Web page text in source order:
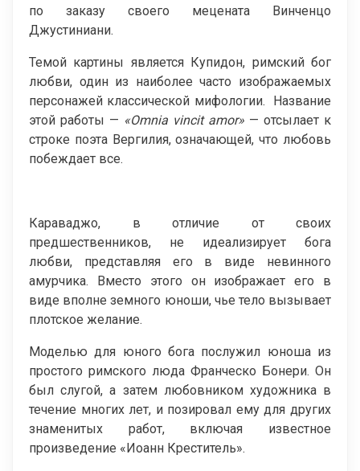
по заказу своего мецената Винченцо
Джустиниани.
Темой картины является Купидон, римский бог
любви, один из наиболее часто изображаемых
персонажей классической мифологии. Название
этой работы — «Omnia vincit amor» — отсылает к
строке поэта Вергилия, означающей, что любовь
побеждает все.
Караваджо, в отличие от своих
предшественников, не идеализирует бога
любви, представляя его в виде невинного
амурчика. Вместо этого он изображает его в
виде вполне земного юноши, чье тело вызывает
плотское желание.
Моделью для юного бога послужил юноша из
простого римского люда Франческо Бонери. Он
был слугой, а затем любовником художника в
течение многих лет, и позировал ему для других
знаменитых работ, включая известное
произведение «Иоанн Креститель».